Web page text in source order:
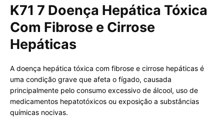
K71 7 Doença Hepática Tóxica
Com Fibrose e Cirrose
Hepáticas
A doença hepática tóxica com fibrose e cirrose hepáticas é
uma condição grave que afeta o fígado, causada
principalmente pelo consumo excessivo de álcool, uso de
medicamentos hepatotóxicos ou exposição a substâncias
químicas nocivas.